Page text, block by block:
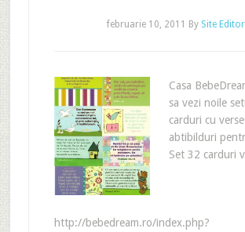
februarie 10, 2011 By Site Editor
Casa
sa vezi noile
carduri cu
abtibilduri
Set 32 carduri
http://bebedream.ro/index.php?